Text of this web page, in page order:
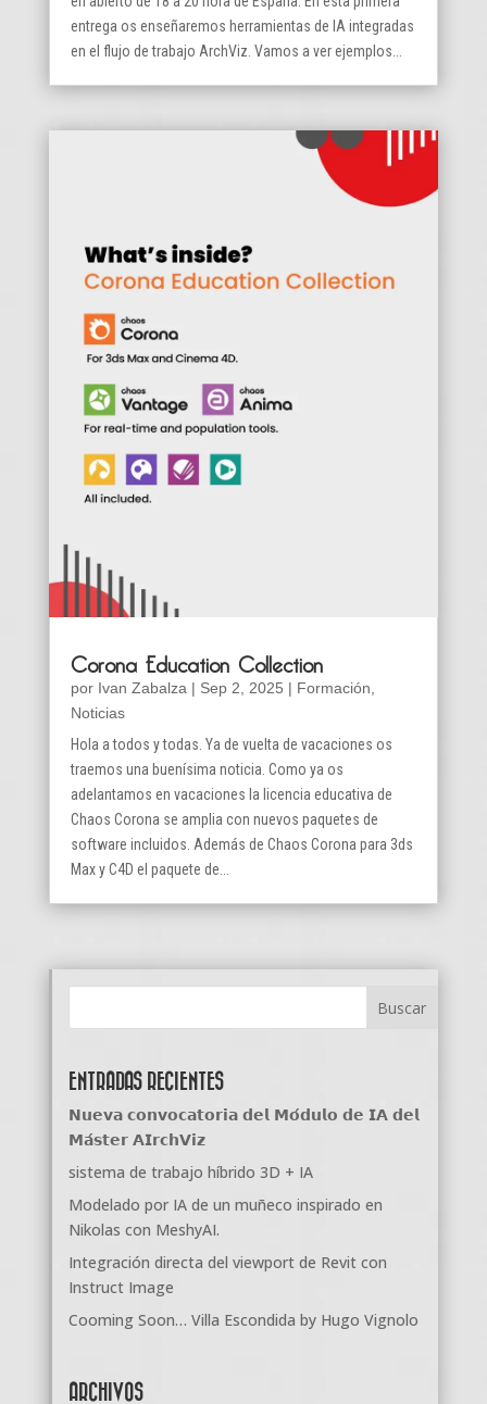
entrega os enseñaremos herramientas de IA integradas
en el flujo de trabajo ArchViz. Vamos a ver ejemplos...
Corona Education Collection
por Ivan Zabalza | Sep 2, 2025 | Formación
Noticias
Hola a todos y todas. Ya de vuelta de vacaciones os
traemos una buenísima noticia. Como ya os
adelantamos en vacaciones la licencia educativa de
Chaos Corona se amplia con nuevos paquetes de
software incluidos. Además de Chaos Corona para 3ds
Max y C4D el paquete de...
ENTRADAS RECIENTES
𝗡𝘂𝗲𝘃𝗮 𝗰𝗼𝗻𝘃𝗼𝗰𝗮𝘁𝗼𝗿𝗶𝗮 𝗱𝗲𝗹 𝗠𝗼́𝗱𝘂𝗹𝗼 𝗱𝗲 𝗜𝗔 𝗱𝗲𝗹
𝗠𝗮́𝘀𝘁𝗲𝗿 𝗔𝗜𝗿𝗰𝗵𝗩𝗶𝘇
sistema de trabajo híbrido 3D + IA
Modelado por IA de un muñeco inspirado en
Nikolas con MeshyAI.
Integración directa del viewport de Revit con
Instruct Image
Cooming Soon… Villa Escondida by Hugo Vignolo
ARCHIVOS